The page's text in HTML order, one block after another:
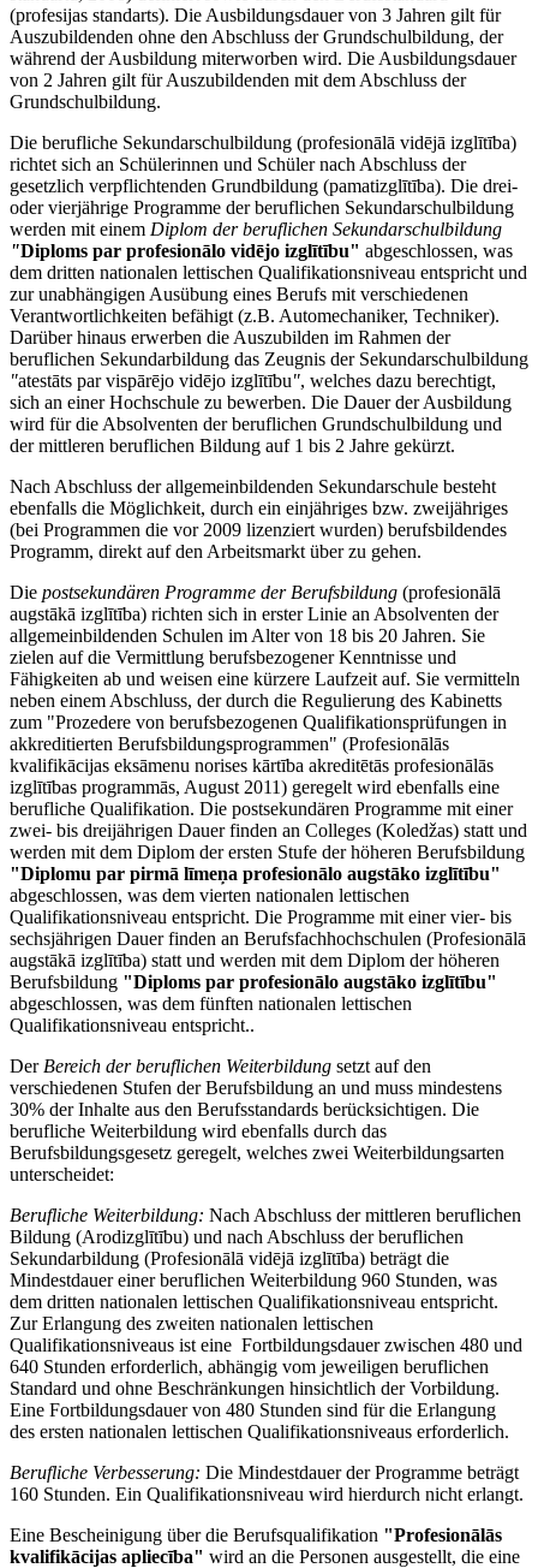
(profesijas standarts). Die Ausbildungsdauer von 3 Jahren gilt für
Auszubildenden ohne den Abschluss der Grundschulbildung, der
während der Ausbildung miterworben wird. Die Ausbildungsdauer
von 2 Jahren gilt für Auszubildenden mit dem Abschluss der
Grundschulbildung.
Die berufliche Sekundarschulbildung (profesionālā vidējā izglītība)
richtet sich an Schülerinnen und Schüler nach Abschluss der
gesetzlich verpflichtenden Grundbildung (pamatizglītība). Die drei-
oder vierjährige Programme der beruflichen Sekundarschulbildung
werden mit einem Diplom der beruflichen Sekundarschulbildung
"Diploms par profesionālo vidējo izglītību" abgeschlossen, was
dem dritten nationalen lettischen Qualifikationsniveau entspricht und
zur unabhängigen Ausübung eines Berufs mit verschiedenen
Verantwortlichkeiten befähigt (z.B. Automechaniker, Techniker).
Darüber hinaus erwerben die Auszubilden im Rahmen der
beruflichen Sekundarbildung das Zeugnis der Sekundarschulbildung
"atestāts par vispārējo vidējo izglītību", welches dazu berechtigt,
sich an einer Hochschule zu bewerben. Die Dauer der Ausbildung
wird für die Absolventen der beruflichen Grundschulbildung und
der mittleren beruflichen Bildung auf 1 bis 2 Jahre gekürzt.
Nach Abschluss der allgemeinbildenden Sekundarschule besteht
ebenfalls die Möglichkeit, durch ein einjähriges bzw. zweijähriges
(bei Programmen die vor 2009 lizenziert wurden) berufsbildendes
Programm, direkt auf den Arbeitsmarkt über zu gehen.
Die postsekundären Programme der Berufsbildung (profesionālā
augstākā izglītība) richten sich in erster Linie an Absolventen der
allgemeinbildenden Schulen im Alter von 18 bis 20 Jahren. Sie
zielen auf die Vermittlung berufsbezogener Kenntnisse und
Fähigkeiten ab und weisen eine kürzere Laufzeit auf. Sie vermitteln
neben einem Abschluss, der durch die Regulierung des Kabinetts
zum "Prozedere von berufsbezogenen Qualifikationsprüfungen in
akkreditierten Berufsbildungsprogrammen" (Profesionālās
kvalifikācijas eksāmenu norises kārtība akreditētās profesionālās
izglītības programmās, August 2011) geregelt wird ebenfalls eine
berufliche Qualifikation. Die postsekundären Programme mit einer
zwei- bis dreijährigen Dauer finden an Colleges (Koledžas) statt und
werden mit dem Diplom der ersten Stufe der höheren Berufsbildung
"Diplomu par pirmā līmeņa profesionālo augstāko izglītību"
abgeschlossen, was dem vierten nationalen lettischen
Qualifikationsniveau entspricht. Die Programme mit einer vier- bis
sechsjährigen Dauer finden an Berufsfachhochschulen (Profesionālā
augstākā izglītība) statt und werden mit dem Diplom der höheren
Berufsbildung "Diploms par profesionālo augstāko izglītību"
abgeschlossen, was dem fünften nationalen lettischen
Qualifikationsniveau entspricht..
DerBereich der beruflichen Weiterbildung setzt auf den
verschiedenen Stufen der Berufsbildung an und muss mindestens
30% der Inhalte aus den Berufsstandards berücksichtigen. Die
berufliche Weiterbildung wird ebenfalls durch das
Berufsbildungsgesetz geregelt, welches zwei Weiterbildungsarten
unterscheidet:
Berufliche Weiterbildung: Nach Abschluss der mittleren beruflichen
Bildung (Arodizglītību) und nach Abschluss der beruflichen
Sekundarbildung (Profesionālā vidējā izglītība) beträgt die
Mindestdauer einer beruflichen Weiterbildung 960 Stunden, was
dem dritten nationalen lettischen Qualifikationsniveau entspricht.
Zur Erlangung des zweiten nationalen lettischen
Qualifikationsniveaus ist eine Fortbildungsdauer zwischen 480 und
640 Stunden erforderlich, abhängig vom jeweiligen beruflichen
Standard und ohne Beschränkungen hinsichtlich der Vorbildung.
Eine Fortbildungsdauer von 480 Stunden sind für die Erlangung
des ersten nationalen lettischen Qualifikationsniveaus erforderlich.
Berufliche Verbesserung: Die Mindestdauer der Programme beträgt
160 Stunden. Ein Qualifikationsniveau wird hierdurch nicht erlangt.
Eine Bescheinigung über die Berufsqualifikation "Profesionālās
kvalifikācijas apliecība" wird an die Personen ausgestellt, die eine